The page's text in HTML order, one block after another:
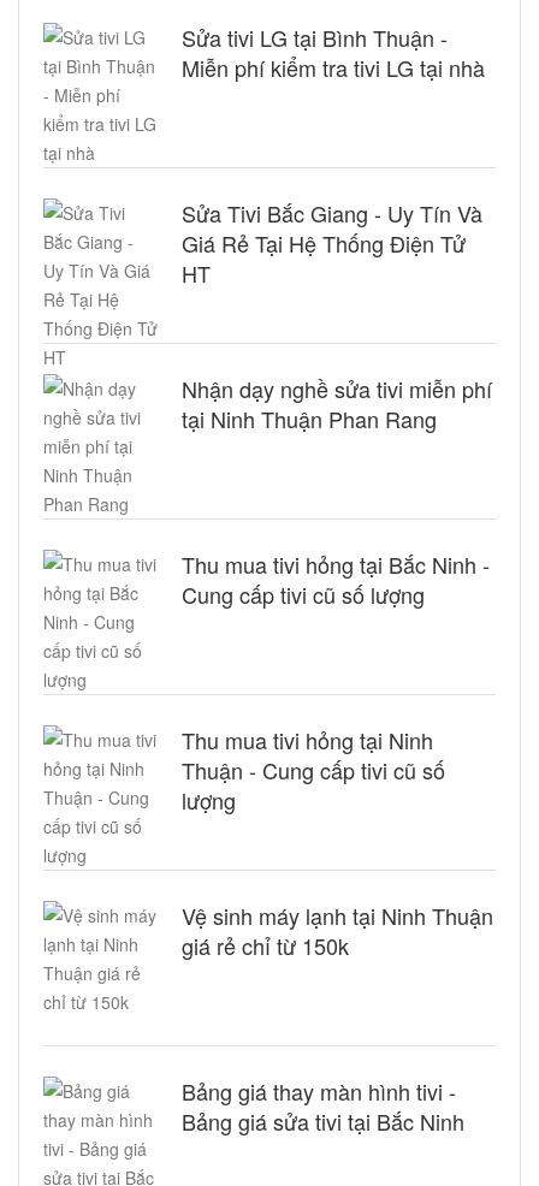
Sửa tivi LG tại Bình Thuận -
Miễn phí kiểm tra tivi LG tại nhà
Sửa Tivi Bắc Giang - Uy Tín Và
Giá Rẻ Tại Hệ Thống Điện Tử
HT
Nhận dạy nghề sửa tivi miễn phí
tại Ninh Thuận Phan Rang
Thu mua tivi hỏng tại Bắc Ninh -
Cung cấp tivi cũ số lượng
Thu mua tivi hỏng tại Ninh
Thuận - Cung cấp tivi cũ số
lượng
Vệ sinh máy lạnh tại Ninh Thuận
giá rẻ chỉ từ 150k
Bảng giá thay màn hình tivi -
Bảng giá sửa tivi tại Bắc Ninh